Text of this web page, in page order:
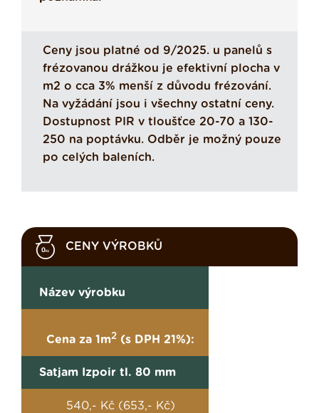
Ceny jsou platné od 9/2025. u panelů s
frézovanou drážkou je efektivní plocha v
m2 o cca 3% menší z důvodu frézování.
Na vyžádání jsou i všechny ostatní ceny.
Dostupnost PIR v tloušťce 20-70 a 130-
250 na poptávku. Odběr je možný pouze
po celých baleních.
CENY VÝROBKŮ
Název výrobku
Cena za 1m2 (s DPH 21%):
Satjam Izpoir tl. 80 mm
540,- Kč (653,- Kč)